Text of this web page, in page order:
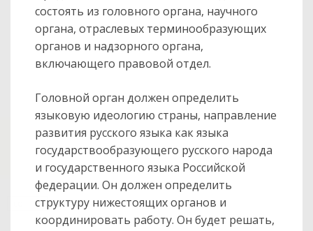
0
состоять из головного органа, научного
органа, отраслевых терминообразующих
органов и надзорного органа,
включающего правовой отдел.
Головной орган должен определить
языковую идеологию страны, направление
развития русского языка как языка
государствообразующего русского народа
и государственного языка Российской
федерации. Он должен определить
структуру нижестоящих органов и
координировать работу. Он будет решать,